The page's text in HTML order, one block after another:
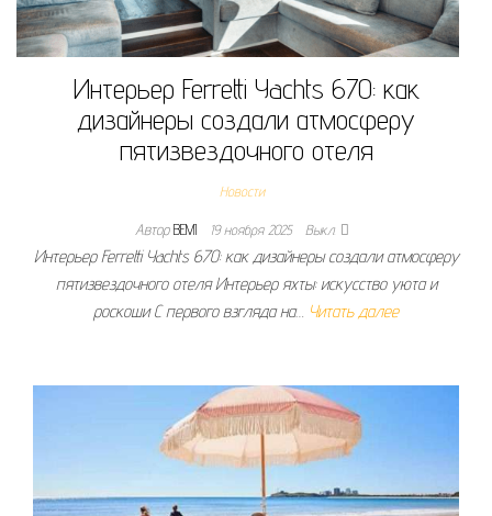
Интерьер Ferretti Yachts 670: как
дизайнеры создали атмосферу
пятизвездочного отеля
Новости
АвторBEMI 19 ноября 2025 Выкл.
Интерьер Ferretti Yachts 670: как дизайнеры создали атмосферу
пятизвездочного отеля Интерьер яхты: искусство уюта и
роскоши С первого взгляда на… Читать далее